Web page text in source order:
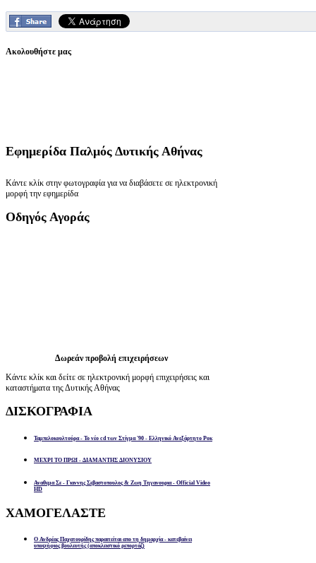
Ακολουθήστε μας
Εφημερίδα Παλμός Δυτικής Αθήνας
Κάντε κλίκ στην φωτογραφία για να διαβάσετε σε ηλεκτρονική
μορφή την εφημερίδα
Οδηγός Αγοράς
Δωρεάν προβολή επιχειρήσεων
Κάντε κλίκ και δείτε σε ηλεκτρονική μορφή επιχειρήσεις και
καταστήματα της Δυτικής Αθήνας
ΔΙΣΚΟΓΡΑΦΙΑ
Ταμπελοκουλτούρα - Το νέο cd των Στίγμα '90 - Ελληνικό Ανεξάρτητο Ροκ
ΜΕΧΡΙ ΤΟ ΠΡΩΙ - ΔΙΑΜΑΝΤΗΣ ΔΙΟΝΥΣΙΟΥ
Αναθεμα Σε - Γιαννης Σεβαστοπουλος & Ζωη Τηγανουρια - Official Video
HD
ΧΑΜΟΓΕΛΑΣΤΕ
Ο Ανδρέας Παχατουρίδης παραιτείται απο τη δημαρχία - κατεβαίνει
υποψήφιος βουλευτής (αποκλειστικό ρεπορτάζ)